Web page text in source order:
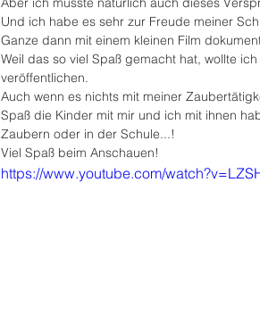
Und ich habe es sehr zur Freude meiner
Ganze dann mit einem kleinen Film
Weil das so viel Spaß gemacht hat, wollte
veröffentlichen.
Auch wenn es nichts mit meiner
Spaß die Kinder mit mir und ich mit ihnen
Zaubern oder in der Schule...!
Viel Spaß beim Anschauen!
https://www.youtube.com/